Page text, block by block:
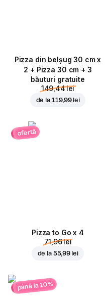
Pizza din belșug 30 cm x
2 + Pizza 30 cm + 3
băuturi gratuite
149,44 lei
de la 119,99 lei
ofertă
Pizza to Go x 4
71,96 lei
de la 55,99 lei
până la 10%